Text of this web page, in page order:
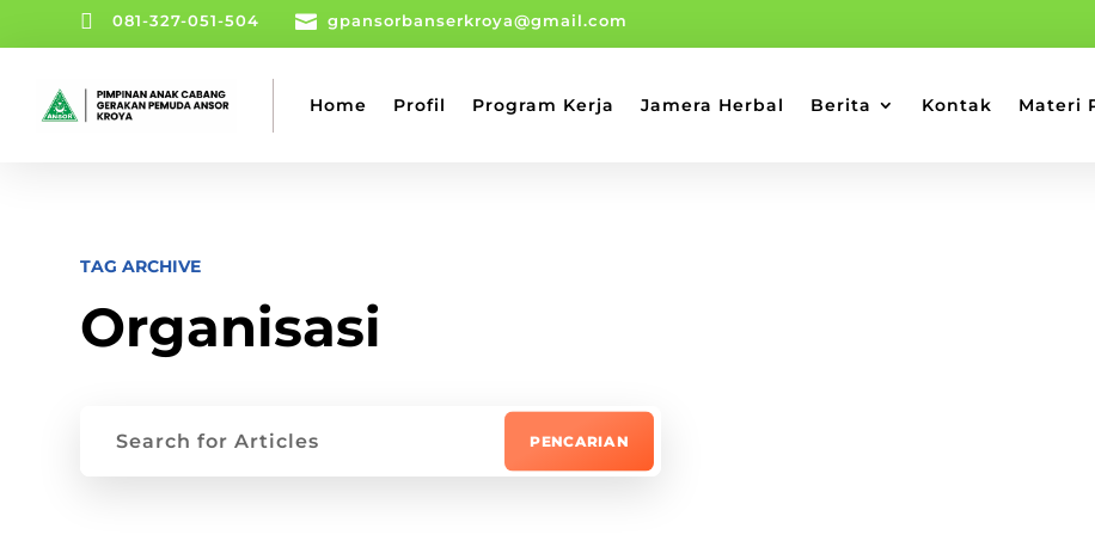
 081-327-051-504  gpansorbanserkroya@gmail.com
Home Profil Program Kerja Jamera Herbal Berita Kontak Materi
TAG ARCHIVE
Organisasi